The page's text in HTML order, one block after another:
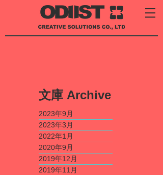
​文庫 Archive
2023年9月
2023年3月
2022年1月
2020年9月
2019年12月
2019年11月